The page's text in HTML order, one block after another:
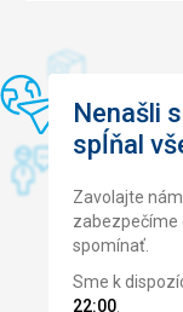
Nenašli
spĺňal
Zavolajte
zabezpečíme
spomínať.
Sme k
22:00.